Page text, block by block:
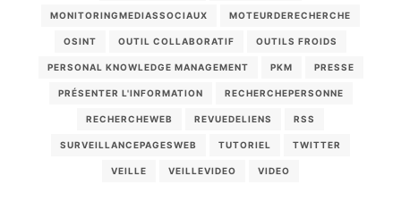
MONITORINGMEDIASSOCIAUX MOTEURDERECHERCHE
OSINT OUTIL COLLABORATIF OUTILS FROIDS
PERSONAL KNOWLEDGE MANAGEMENT PKM PRESSE
PRÉSENTER L'INFORMATION RECHERCHEPERSONNE
RECHERCHEWEB REVUEDELIENS RSS
SURVEILLANCEPAGESWEB TUTORIEL TWITTER
VEILLE VEILLEVIDEO VIDEO